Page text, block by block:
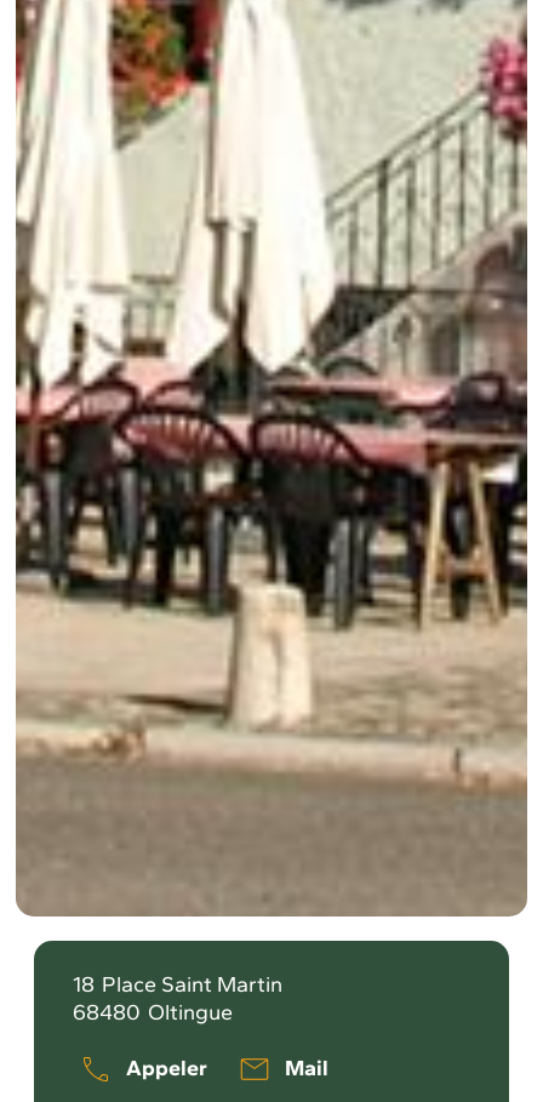
18 Place Saint Martin
68480 Oltingue
Appeler
Mail